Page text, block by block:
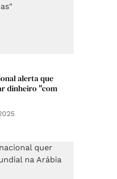
alerta que
dinheiro "com